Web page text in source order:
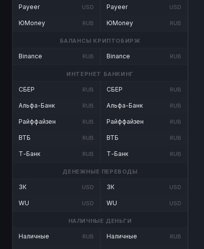
Payeer USD
ЮMoney RUB
Payeer USD
ЮMoney RUB
БАЛАНСЫ КРИПТОБИРЖ
Binance RUB Binance RUB
ИНТЕРНЕТ БАНКИНГ
СБЕР RUB
Альфа-Банк RUB
Райффайзен RUB
ВТБ RUB
Т-Банк RUB
СБЕР RUB
Альфа-Банк RUB
Райффайзен RUB
ВТБ RUB
Т-Банк RUB
ДЕНЕЖНЫЕ ПЕРЕВОДЫ
ЗК USD
WU USD
ЗК USD
WU USD
НАЛИЧНЫЕ ДЕНЬГИ
Наличные RUB Наличные RUB